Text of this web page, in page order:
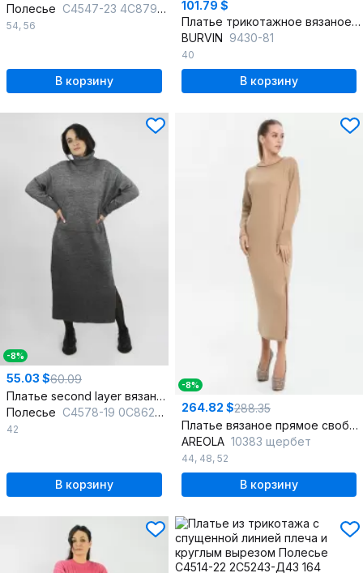
Полесье С4547-23 4С8799-Д43 164 итальянский
54, 56
В корзину
101.79 $
Платье трикотажное вязаное нарядное из текстиля
BURVIN 9430-81
40
В корзину
-8%
55.03 $60.09
Платье second layer вязаное трикотаж карман кенгуру
Полесье С4578-19 0С8624-Д43 164 маренго
42
В корзину
-8%
264.82 $288.35
Платье вязаное прямое свободное с разрезом
AREOLA 10383 щербет
44, 48, 52
В корзину